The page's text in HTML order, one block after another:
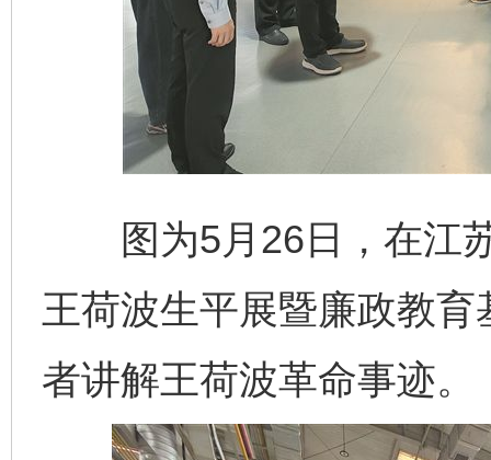
图为5月26日，在江苏
王荷波生平展暨廉政教
者讲解王荷波革命事迹。